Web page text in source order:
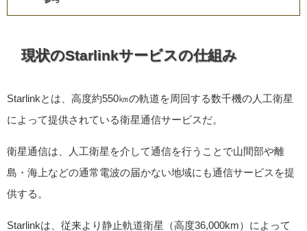
現状のStarlinkサービスの仕組み
Starlinkとは、高度約550㎞の軌道を周回する数千機の人工衛星
によって提供されている衛星通信サービスだ。
衛星通信は、人工衛星を介して通信を行うことで山間部や離
島・海上などの通常電波の届かない地域にも通信サービスを提
供する。
Starlinkは、従来より静止軌道衛星（高度36,000km）によって